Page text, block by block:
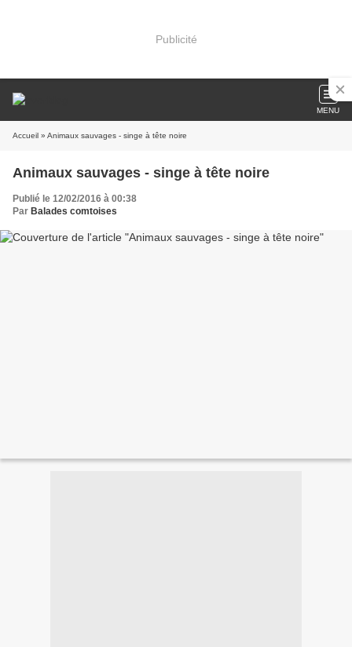
Publicité
MENU
Accueil » Animaux sauvages - singe à tête noire
Animaux sauvages - singe à tête noire
Publié le 12/02/2016 à 00:38
Par Balades comtoises